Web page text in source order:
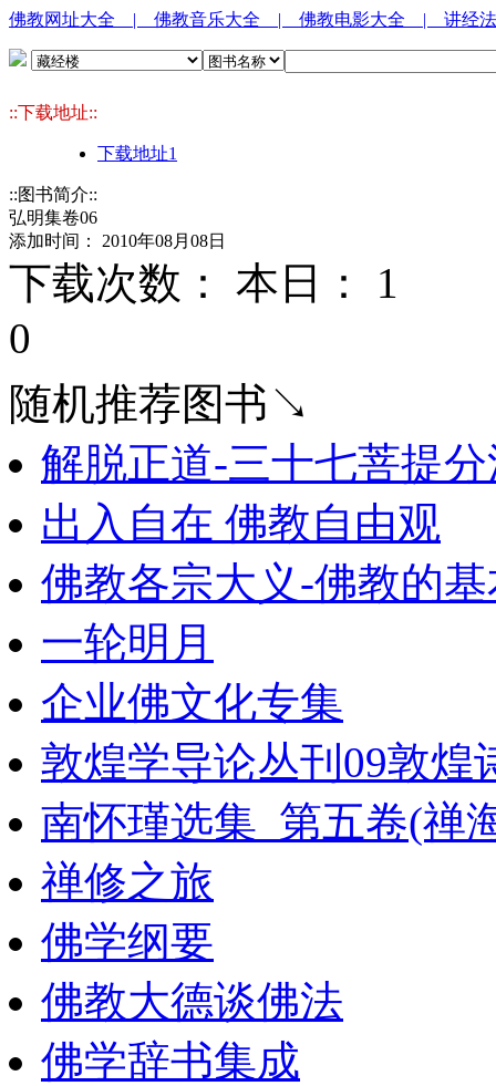
佛教网址大全 | 佛教音乐大全 | 佛教电影大全 | 讲经
::下载地址::
下载地址1
::图书简介::
弘明集卷06
添加时间： 2010年08月08日
下载次数： 本日： 1
0
随机推荐图书↘
解脱正道-三十七菩提
出入自在 佛教自由观
佛教各宗大义-佛教的
一轮明月
企业佛文化专集
敦煌学导论丛刊09敦煌
南怀瑾选集_第五卷(禅
禅修之旅
佛学纲要
佛教大德谈佛法
佛学辞书集成